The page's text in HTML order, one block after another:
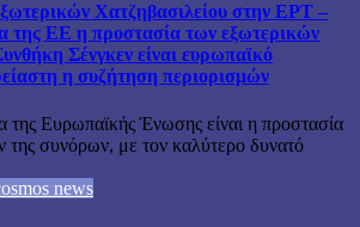
Χατζηβασιλείου στην ΕΡΤ –
της ΕΕ η προστασία των εξωτερικών
Σένγκεν είναι ευρωπαϊκό
η συζήτηση περιορισμών
της Ευρωπαϊκής Ένωσης είναι η προστασία
της συνόρων, με τον καλύτερο δυνατό
news